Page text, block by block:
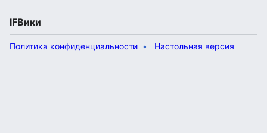
IFВики
Политика конфиденциальности Настольная версия